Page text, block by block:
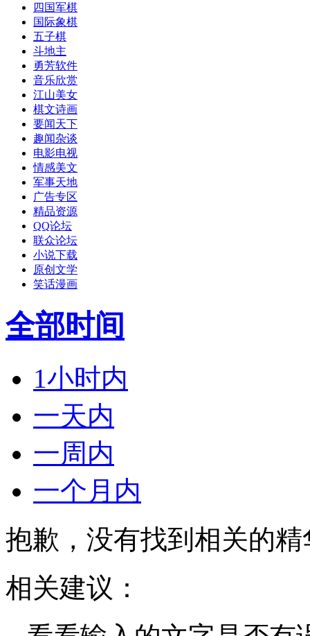
四国军棋
国际象棋
五子棋
斗地主
勇芳软件
音乐欣赏
江山美女
棋文诗画
要闻天下
趣闻杂谈
电影电视
情感美文
军事天地
广告专区
精品资源
QQ论坛
联众论坛
小说下载
原创文学
笑话漫画
全部时间
1小时内
一天内
一周内
一个月内
抱歉，没有找到相关的精
相关建议：